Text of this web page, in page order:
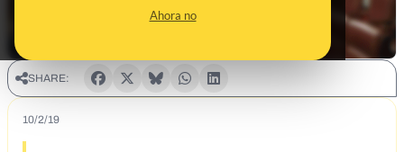
Ahora no
SHARE:
10/2/19